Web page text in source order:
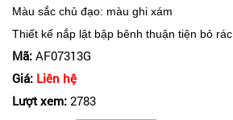
Màu sắc chủ đạo: màu ghi xám
Thiết kế nắp lật bập bênh thuận tiện bỏ rác
Mã: AF07313G
Giá: Liên hệ
Lượt xem: 2783